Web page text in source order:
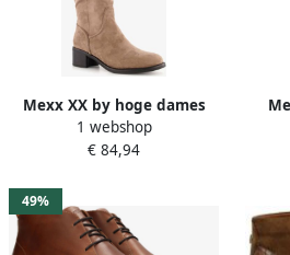
Mexx XX by hoge dames
laarzen met hak taupe
Bruin
1 webshop
€ 84,94
49%